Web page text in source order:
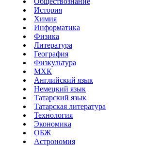
История
Химия
Информатика
Физика
Литература
География
Физкультура
МХК
Английский язык
Немецкий язык
Татарский язык
Татарская литература
Технология
Экономика
ОБЖ
Астрономия